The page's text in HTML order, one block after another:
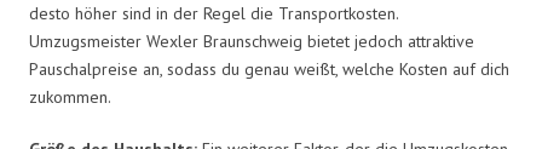
desto höher sind in der Regel die Transportkosten.
Umzugsmeister Wexler Braunschweig bietet jedoch attraktive
Pauschalpreise an, sodass du genau weißt, welche Kosten auf dich
zukommen.